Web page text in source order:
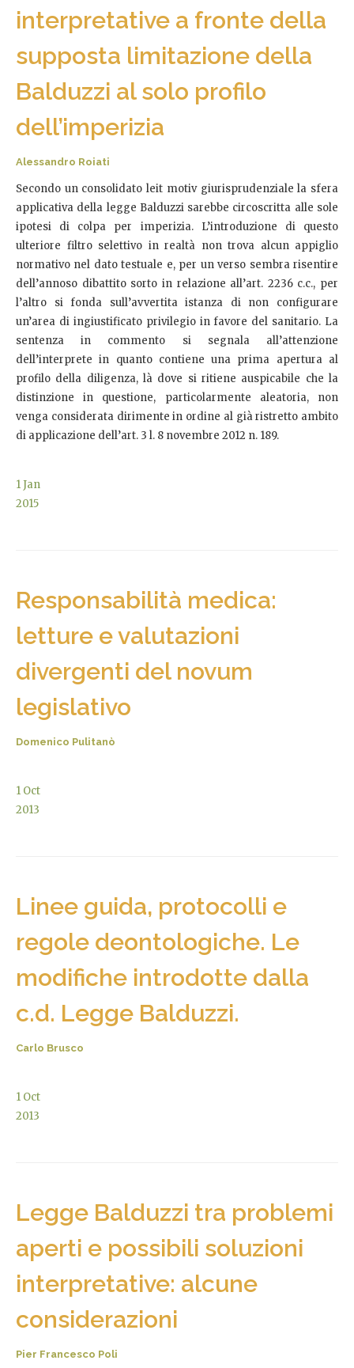
interpretative a fronte della
supposta limitazione della
Balduzzi al solo profilo
dell’imperizia
Alessandro Roiati
Secondo un consolidato leit motiv giurisprudenziale la sfera
applicativa della legge Balduzzi sarebbe circoscritta alle sole
ipotesi di colpa per imperizia. L’introduzione di questo
ulteriore filtro selettivo in realtà non trova alcun appiglio
normativo nel dato testuale e, per un verso sembra risentire
dell’annoso dibattito sorto in relazione all’art. 2236 c.c., per
l’altro si fonda sull’avvertita istanza di non configurare
un’area di ingiustificato privilegio in favore del sanitario. La
sentenza in commento si segnala all’attenzione
dell’interprete in quanto contiene una prima apertura al
profilo della diligenza, là dove si ritiene auspicabile che la
distinzione in questione, particolarmente aleatoria, non
venga considerata dirimente in ordine al già ristretto ambito
di applicazione dell’art. 3 l. 8 novembre 2012 n. 189.
1Jan
2015
Responsabilità medica:
letture e valutazioni
divergenti del novum
legislativo
Domenico Pulitanò
1 Oct
2013
Linee guida, protocolli e
regole deontologiche. Le
modifiche introdotte dalla
c.d. Legge Balduzzi.
Carlo Brusco
1 Oct
2013
Legge Balduzzi tra problemi
aperti e possibili soluzioni
interpretative: alcune
considerazioni
Pier Francesco Poli